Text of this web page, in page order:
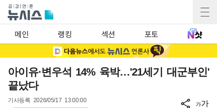
메인 랭킹 섹션 포토
아이유·변우석 14% 육박…'21세기 대군부인'
끝났다
기사등록 2026/05/17 13:00:00
가가